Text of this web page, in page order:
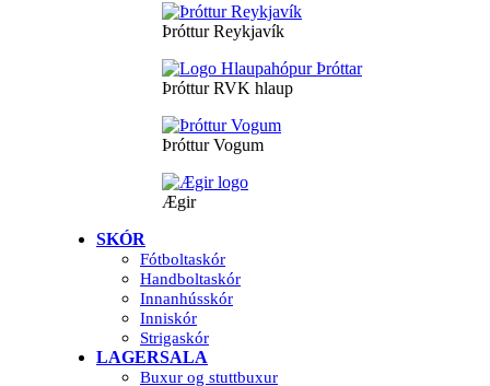
Þróttur Reykjavík
Þróttur RVK hlaup
Þróttur Vogum
Ægir
SKÓR
Fótboltaskór
Handboltaskór
Innanhússkór
Inniskór
Strigaskór
LAGERSALA
Buxur og stuttbuxur